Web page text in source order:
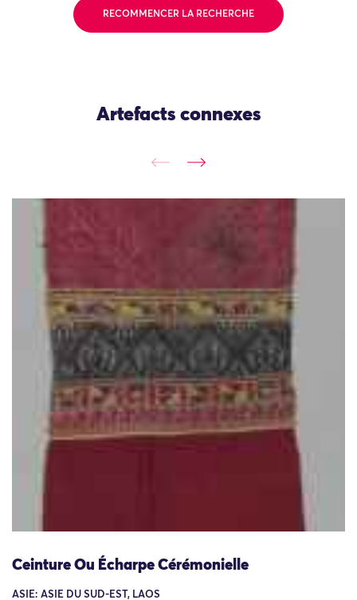
RECOMMENCER LA RECHERCHE
Artefacts connexes
Ceinture Ou Écharpe Cérémonielle
ASIE: ASIE DU SUD-EST, LAOS